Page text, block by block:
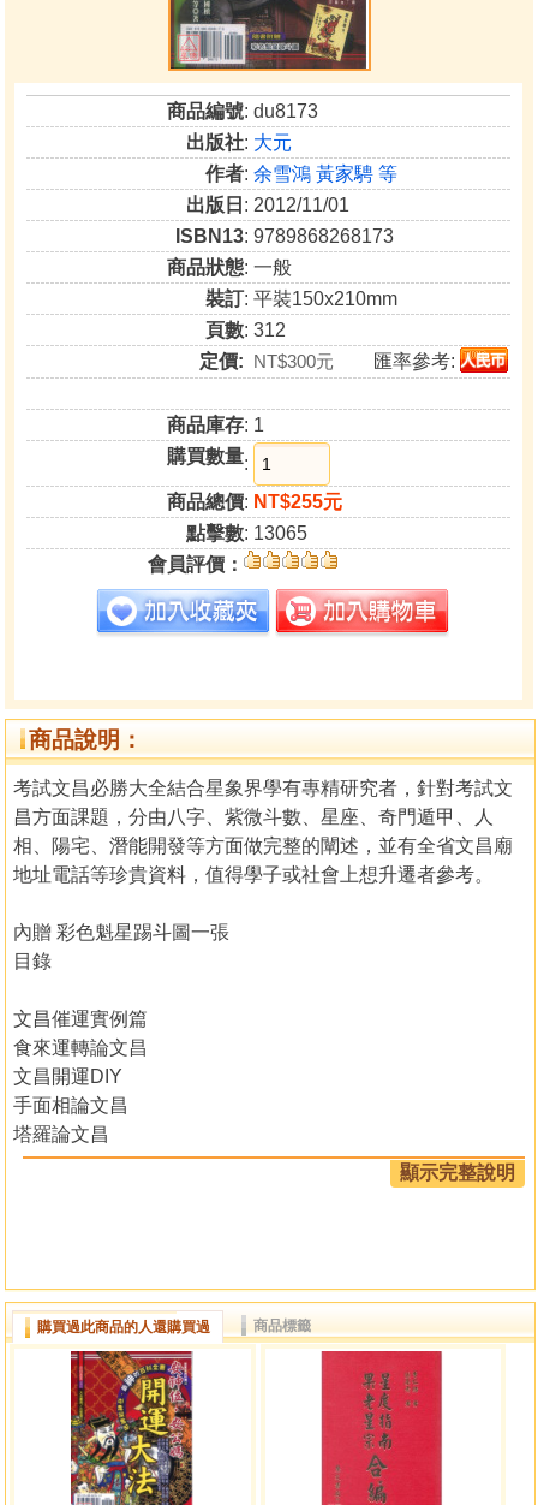
商品編號: du8173
出版社: 大元
作者:余雪鴻 黃家騁 等
出版日 : 2012/11/01
ISBN13: 9789868268173
商品狀態: 一般
裝訂: 平裝150x210mm
頁數: 312
定價: NT$300元 匯率參考:
商品庫存: 1
購買數量:
商品總價: NT$255元
點擊數: 13065
會員評價：
商品說明：
考試文昌必勝大全結合星象界學有專精研究者，針對考試文
昌方面課題，分由八字、紫微斗數、星座、奇門遁甲、人
相、陽宅、潛能開發等方面做完整的闡述，並有全省文昌廟
地址電話等珍貴資料，值得學子或社會上想升遷者參考。
內贈 彩色魁星踢斗圖一張
目錄
文昌催運實例篇
食來運轉論文昌
文昌開運DIY
手面相論文昌
塔羅論文昌
紫微斗數論文昌
玄空陽宅文昌位
三元玄空文昌位
時空物能催文昌
考前開運、必勝秘笈
考試、升遷必備經典-三聖經
顯示完整說明
購買過此商品的人還購買過 商品標籤